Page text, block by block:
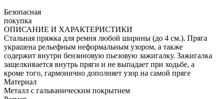
Безопасная
покупка
ОПИСАНИЕ И ХАРАКТЕРИСТИКИ
Стальная пряжка для ремня любой ширины (до 4 см.). Пряга
украшена рельефным неформальным узором, а также
содержит внутри бензиновую пьезовую зажигалку. Зажигалка
защелкивается внутрь пряги и не выпадает при ходьбе, а
кроме того, гармонично дополняет узор на самой пряге
Материал
Металл с гальваническим покрытием